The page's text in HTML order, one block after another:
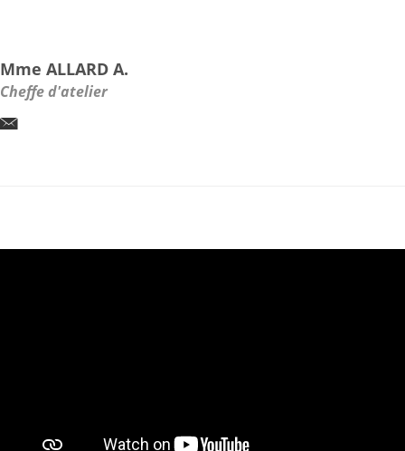
Mme ALLARD A.
Cheffe d'atelier